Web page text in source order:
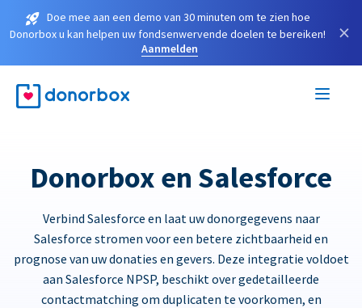
Doe mee aan een demo van 30 minuten om te zien hoe
Donorbox u kan helpen uw fondsenwervende doelen te bereiken!
Aanmelden
×
Donorbox en Salesforce
Verbind Salesforce en laat uw donorgegevens naar
Salesforce stromen voor een betere zichtbaarheid en
prognose van uw donaties en gevers. Deze integratie voldoet
aan Salesforce NPSP, beschikt over gedetailleerde
contactmatching om duplicaten te voorkomen, en